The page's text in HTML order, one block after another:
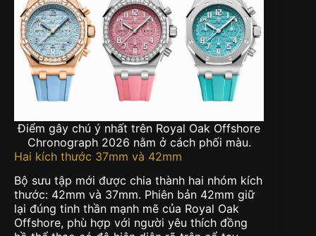
Điểm gây chú ý nhất trên Royal Oak Offshore
Chronograph 2026 nằm ở cách phối màu.
Hai kích thước 37mm và 42mm
Bộ sưu tập mới được chia thành hai nhóm kích
thước: 42mm và 37mm. Phiên bản 42mm giữ
lại đúng tinh thần mạnh mẽ của Royal Oak
Offshore, phù hợp với người yêu thích đồng